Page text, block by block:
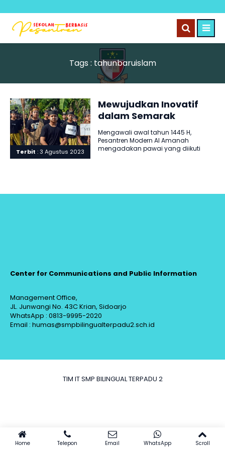
Tags : tahunbaruislam
Terbit : 3 Agustus 2023
Mewujudkan Inovatif
dalam Semarak
Muharram dengan
Berbagai Kostum
Mengawali awal tahun 1445 H,
Pesantren Modern Al Amanah
mengadakan pawai yang diikuti
Center for Communications and Public Information
Management Office,
JL. Junwangi No. 43C Krian, Sidoarjo
WhatsApp : 0813-9995-2020
Email : humas@smpbilingualterpadu2.sch.id
TIM IT SMP BILINGUAL TERPADU 2
Home Telepon Email WhatsApp Scroll